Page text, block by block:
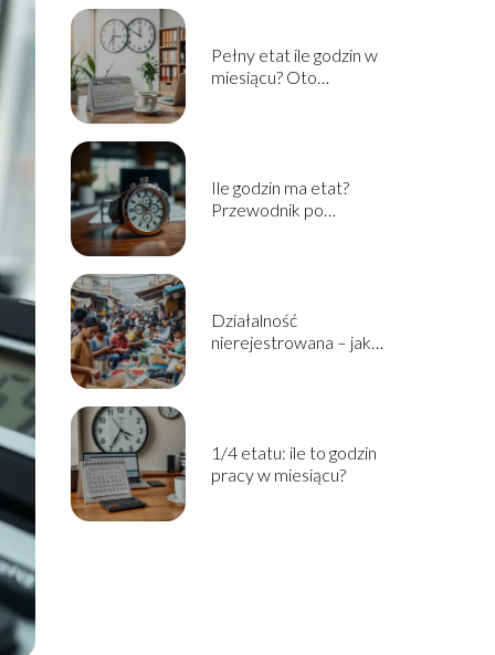
Pełny etat ile godzin w
miesiącu? Oto
Ile godzin ma etat?
Przewodnik po
Działalność
nierejestrowana – jak
1/4 etatu: ile to godzin
pracy w miesiącu?